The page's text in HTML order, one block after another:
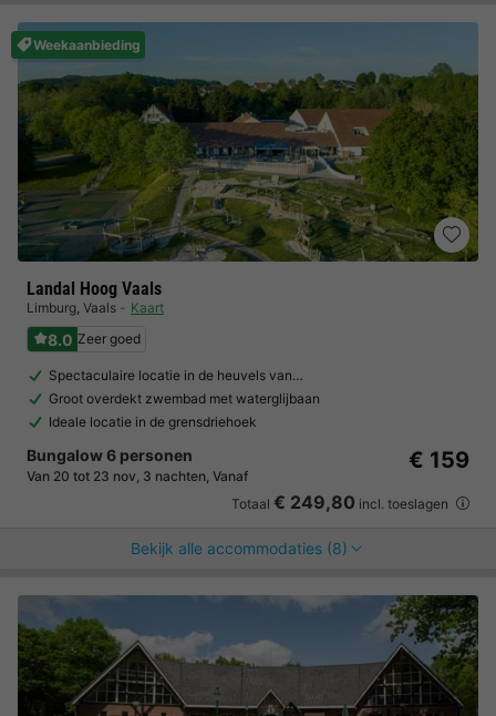
Weekaanbieding
Landal Hoog Vaals
Limburg, Vaals Kaart
8.0 Zeer goed
Spectaculaire locatie in de heuvels van…
Groot overdekt zwembad met waterglijbaan
Ideale locatie in de grensdriehoek
Bungalow 6 personen
Van 20 tot 23 nov, 3 nachten, Vanaf
€ 159
Totaal € 249,80 incl. toeslagen
Bekijk alle accommodaties (8)